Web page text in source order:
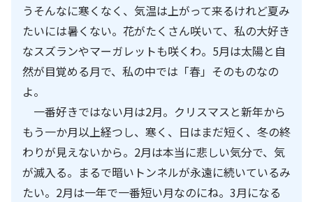
うそんなに寒くなく、気温は上がって来るけれど夏み
たいには暑くない。花がたくさん咲いて、私の大好き
なスズランやマーガレットも咲くわ。 5月は太陽と自
然が目覚める月で、私の中では「春」そのものなの
よ。
一番好きではない月は2月。クリスマスと新年から
もう一か月以上経つし、寒く、日はまだ短く、冬の終
わりが見えないから。 2月は本当に悲しい気分で、気
が滅入る。まるで暗いトンネルが永遠に続いているみ
たい。 2月は一年で一番短い月なのにね。 3月になる